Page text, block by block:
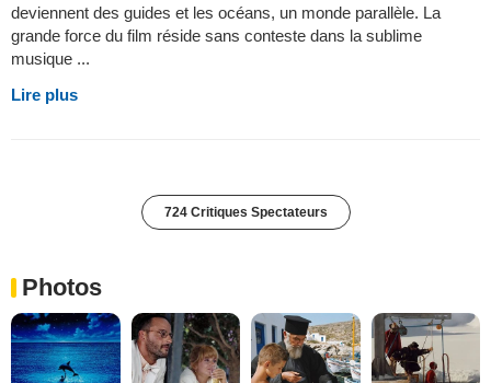
deviennent des guides et les océans, un monde parallèle. La
grande force du film réside sans conteste dans la sublime
musique ...
Lire plus
724 Critiques Spectateurs
Photos